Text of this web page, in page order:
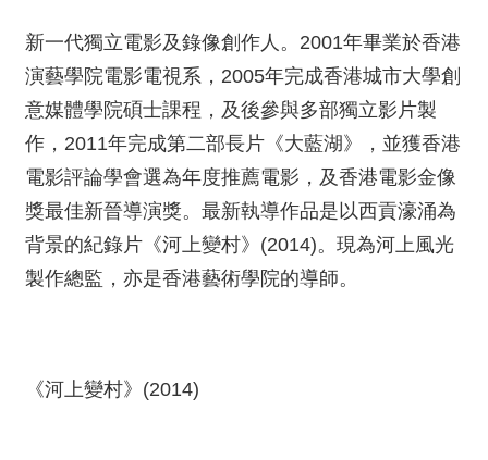
新一代獨立電影及錄像創作人。2001年畢業於香港
演藝學院電影電視系，2005年完成香港城市大學創
意媒體學院碩士課程，及後參與多部獨立影片製
作，2011年完成第二部長片《大藍湖》，並獲香港
電影評論學會選為年度推薦電影，及香港電影金像
獎最佳新晉導演獎。最新執導作品是以西貢濠涌為
背景的紀錄片《河上變村》(2014)。現為河上風光
製作總監，亦是香港藝術學院的導師。
《河上變村》(2014)